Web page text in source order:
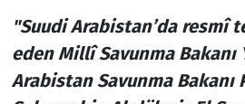
"Suudi Arabistan’da resmî
eden Millî Savunma Bakanı
Arabistan Savunma Bakanı
Televizyon